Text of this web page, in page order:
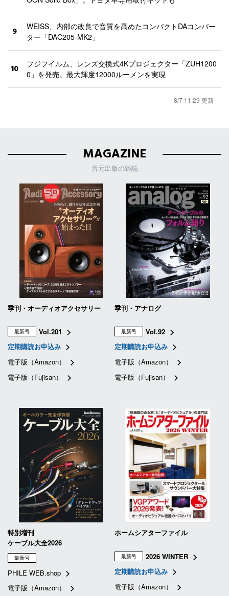
9
WEISS、内部の改良で音質を高めたコンパクトDAコンバー
ター「DAC205-MK2」
10
フジフイルム、レンズ交換式4Kプロジェクター「ZUH1200
0」を発売。最大輝度12000ルーメンを実現
8/7 11:29 更新
MAGAZINE
音元出版の雑誌
季刊・オーディオアクセサリー
最新号
Vol.201
定期購読お申込み
電子版（Amazon）
電子版（Fujisan）
季刊・アナログ
最新号
Vol.92
定期購読お申込み
電子版（Amazon）
電子版（Fujisan）
特別増刊
ケーブル大全2026
最新号
PHILE WEB.shop
電子版（Amazon）
ホームシアターファイル
最新号
2026 WINTER
定期購読お申込み
電子版（Amazon）